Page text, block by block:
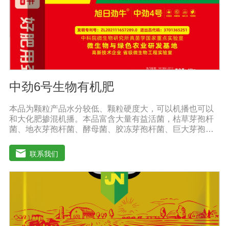
中劲6号生物有机肥
本品为颗粒产品水分较低、颗粒硬度大，可以机播也可以
和大化肥掺混机播。本品富含大量有益活菌，枯草芽孢杆
菌、地衣芽孢杆菌、酵母菌、胶冻芽孢杆菌、巨大芽孢杆
放大量养分，增强土壤肥力，能激活土壤养分，使土壤中
氮磷钾、中微量元素利用率达到大化，土壤肥力大幅度提
高。【中劲6号微生物菌剂产品功能】 以菌克菌，有益菌
群有效的抑制病原菌的生长，有效缓解根腐、黄化、枯
的发生。 1、改善土壤养分微生物菌剂能够增强土壤团粒
结构，疏松土壤，提高土壤通透性和保水保肥能力，增加
土壤有机质，调节土壤PH值，活化土壤中的潜在养分，改
联系我们